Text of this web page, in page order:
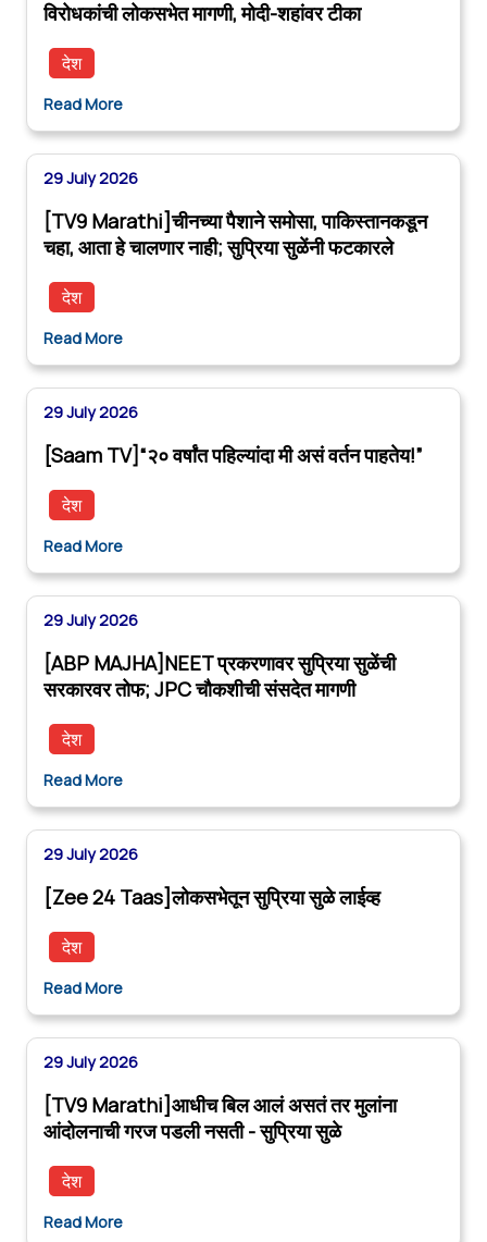
विरोधकांची लोकसभेत मागणी, मोदी-शहांवर टीका
देश
Read More
29 July 2026
[TV9 Marathi]चीनच्या पैशाने समोसा, पाकिस्तानकडून
चहा, आता हे चालणार नाही; सुप्रिया सुळेंनी फटकारले
देश
Read More
29 July 2026
[Saam TV]“२० वर्षांत पहिल्यांदा मी असं वर्तन पाहतेय!”
देश
Read More
29 July 2026
[ABP MAJHA]NEET प्रकरणावर सुप्रिया सुळेंची
सरकारवर तोफ; JPC चौकशीची संसदेत मागणी
देश
Read More
29 July 2026
[Zee 24 Taas]लोकसभेतून सुप्रिया सुळे लाईव्ह
देश
Read More
29 July 2026
[TV9 Marathi]आधीच बिल आलं असतं तर मुलांना
आंदोलनाची गरज पडली नसती - सुप्रिया सुळे
देश
Read More